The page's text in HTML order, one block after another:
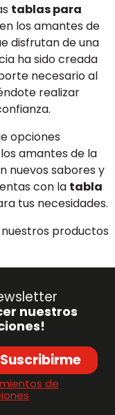
tablas para
los amantes de
disfrutan de una
ha sido creada
necesario al
realizar
opciones
amantes de la
nuevos sabores y
con la tabla
tus necesidades.
nuestros productos
nuestros
Suscribirme
de